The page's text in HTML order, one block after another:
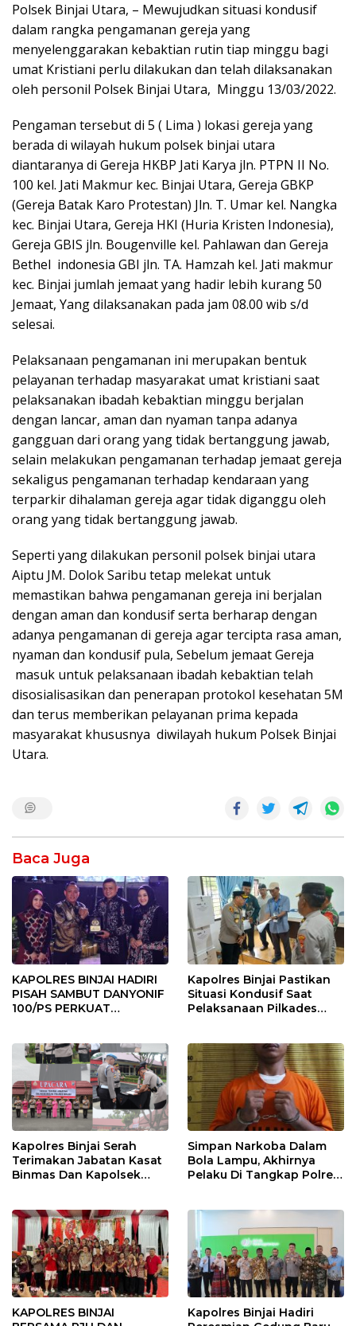
Polsek Binjai Utara, – Mewujudkan situasi kondusif
dalam rangka pengamanan gereja yang
menyelenggarakan kebaktian rutin tiap minggu bagi
umat Kristiani perlu dilakukan dan telah dilaksanakan
oleh personil Polsek Binjai Utara, Minggu 13/03/2022.
Pengaman tersebut di 5 ( Lima ) lokasi gereja yang
berada di wilayah hukum polsek binjai utara
diantaranya di Gereja HKBP Jati Karya jln. PTPN II No.
100 kel. Jati Makmur kec. Binjai Utara, Gereja GBKP
(Gereja Batak Karo Protestan) Jln. T. Umar kel. Nangka
kec. Binjai Utara, Gereja HKI (Huria Kristen Indonesia),
Gereja GBIS jln. Bougenville kel. Pahlawan dan Gereja
Bethel indonesia GBI jln. TA. Hamzah kel. Jati makmur
kec. Binjai jumlah jemaat yang hadir lebih kurang 50
Jemaat, Yang dilaksanakan pada jam 08.00 wib s/d
selesai.
Pelaksanaan pengamanan ini merupakan bentuk
pelayanan terhadap masyarakat umat kristiani saat
pelaksanakan ibadah kebaktian minggu berjalan
dengan lancar, aman dan nyaman tanpa adanya
gangguan dari orang yang tidak bertanggung jawab,
selain melakukan pengamanan terhadap jemaat gereja
sekaligus pengamanan terhadap kendaraan yang
terparkir dihalaman gereja agar tidak diganggu oleh
orang yang tidak bertanggung jawab.
Seperti yang dilakukan personil polsek binjai utara
Aiptu JM. Dolok Saribu tetap melekat untuk
memastikan bahwa pengamanan gereja ini berjalan
dengan aman dan kondusif serta berharap dengan
adanya pengamanan di gereja agar tercipta rasa aman,
nyaman dan kondusif pula, Sebelum jemaat Gereja
masuk untuk pelaksanaan ibadah kebaktian telah
disosialisasikan dan penerapan protokol kesehatan 5M
dan terus memberikan pelayanan prima kepada
masyarakat khususnya diwilayah hukum Polsek Binjai
Utara.
Baca Juga
KAPOLRES BINJAI HADIRI
PISAH SAMBUT DANYONIF
100/PS PERKUAT
Kapolres Binjai Pastikan
Situasi Kondusif Saat
Pelaksanaan Pilkades
Kapolres Binjai Serah
Terimakan Jabatan Kasat
Binmas Dan Kapolsek
Simpan Narkoba Dalam
Bola Lampu, Akhirnya
Pelaku Di Tangkap Polres
KAPOLRES BINJAI
Kapolres Binjai Hadiri